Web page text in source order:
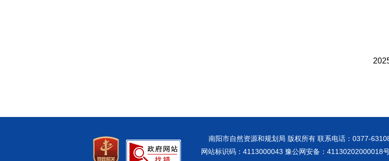
南阳市自然资源和规划局 版权所有 联系电话：0377-
网站标识码：4113000043 豫公网安备：41130202000018